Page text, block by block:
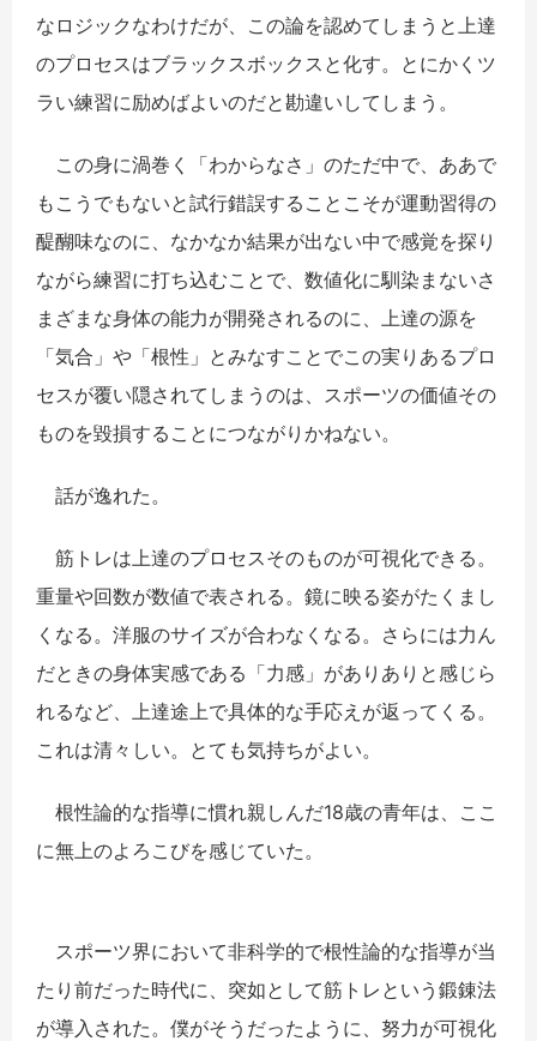
なロジックなわけだが、この論を認めてしまうと上達
のプロセスはブラックスボックスと化す。とにかくツ
ラい練習に励めばよいのだと勘違いしてしまう。
この身に渦巻く「わからなさ」のただ中で、ああで
もこうでもないと試行錯誤することこそが運動習得の
醍醐味なのに、なかなか結果が出ない中で感覚を探り
ながら練習に打ち込むことで、数値化に馴染まないさ
まざまな身体の能力が開発されるのに、上達の源を
「気合」や「根性」とみなすことでこの実りあるプロ
セスが覆い隠されてしまうのは、スポーツの価値その
ものを毀損することにつながりかねない。
話が逸れた。
筋トレは上達のプロセスそのものが可視化できる。
重量や回数が数値で表される。鏡に映る姿がたくまし
くなる。洋服のサイズが合わなくなる。さらには力ん
だときの身体実感である「力感」がありありと感じら
れるなど、上達途上で具体的な手応えが返ってくる。
これは清々しい。とても気持ちがよい。
根性論的な指導に慣れ親しんだ18歳の青年は、ここ
に無上のよろこびを感じていた。
スポーツ界において非科学的で根性論的な指導が当
たり前だった時代に、突如として筋トレという鍛錬法
が導入された。僕がそうだったように、努力が可視化